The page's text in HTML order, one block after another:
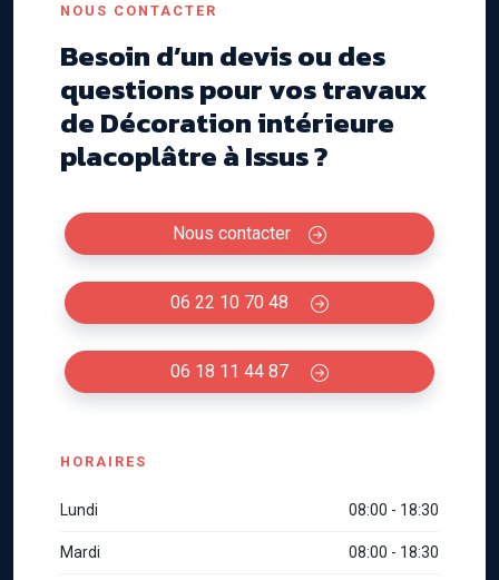
NOUS CONTACTER
Besoin d’un devis ou des
questions pour vos travaux
de Décoration intérieure
placoplâtre à Issus ?
Nous contacter
06 22 10 70 48
06 18 11 44 87
HORAIRES
Lundi 08:00 - 18:30
Mardi 08:00 - 18:30